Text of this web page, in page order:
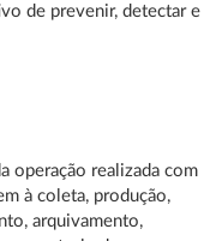
de prevenir, detectar e
operação realizada com
à coleta, produção,
arquivamento,